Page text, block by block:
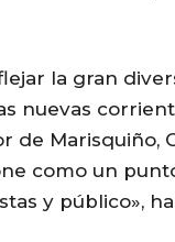
la gran
nuevas
de Marisquiño,
como un
y público»,